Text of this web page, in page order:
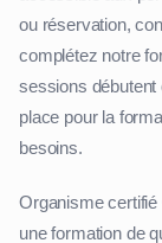
ou réservation,
complétez notre
sessions
place pour la
besoins.
Organisme
une formation de